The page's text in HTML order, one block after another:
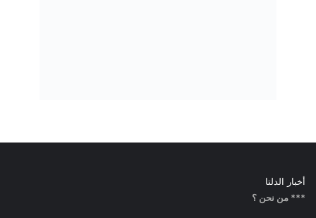
الفرد من حق التعبير عن رأيه.
موقعنا
الرئيسية